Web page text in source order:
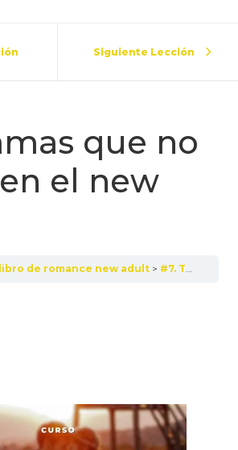
Siguiente Lección
que no
el new
de romance new adult #7. Tramas que no faltan en el new adult